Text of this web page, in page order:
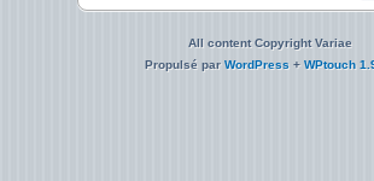
All content Copyright Variae
Propulsé parWordPress + WPtouch